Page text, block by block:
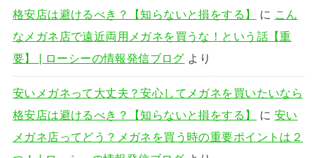
格安店は避けるべき？【知らないと損をする】
に こん
なメガネ店で遠近両用メガネを買うな！という話【重
要】 | ローシーの情報発信ブログ より
安いメガネって大丈夫？安心してメガネを買いたいなら
格安店は避けるべき？【知らないと損をする】
に 安い
メガネ店ってどう？メガネを買う時の重要ポイントは２